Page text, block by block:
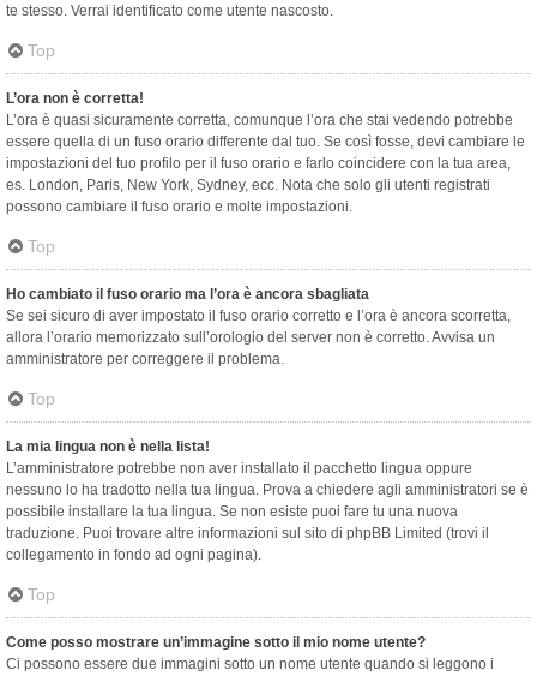
te stesso. Verrai identificato come utente nascosto.
Top
L’ora non è corretta!
L’ora è quasi sicuramente corretta, comunque l’ora che stai vedendo potrebbe
essere quella di un fuso orario differente dal tuo. Se così fosse, devi cambiare le
impostazioni del tuo profilo per il fuso orario e farlo coincidere con la tua area,
es. London, Paris, New York, Sydney, ecc. Nota che solo gli utenti registrati
possono cambiare il fuso orario e molte impostazioni.
Top
Ho cambiato il fuso orario ma l’ora è ancora sbagliata
Se sei sicuro di aver impostato il fuso orario corretto e l’ora è ancora scorretta,
allora l’orario memorizzato sull’orologio del server non è corretto. Avvisa un
amministratore per correggere il problema.
Top
La mia lingua non è nella lista!
L’amministratore potrebbe non aver installato il pacchetto lingua oppure
nessuno lo ha tradotto nella tua lingua. Prova a chiedere agli amministratori se è
possibile installare la tua lingua. Se non esiste puoi fare tu una nuova
traduzione. Puoi trovare altre informazioni sul sito di phpBB Limited (trovi il
collegamento in fondo ad ogni pagina).
Top
Come posso mostrare un’immagine sotto il mio nome utente?
Ci possono essere due immagini sotto un nome utente quando si leggono i